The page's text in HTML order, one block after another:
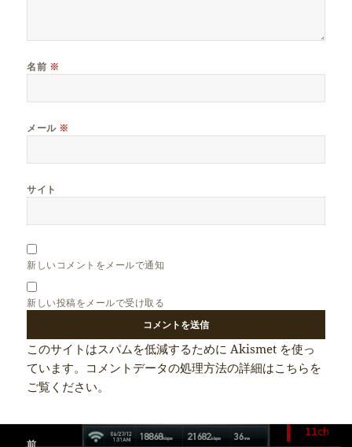
名前 ※
メール ※
サイト
新しいコメントをメールで通知
新しい投稿をメールで受け取る
このサイトはスパムを低減するために Akismet を使っ
ています。 コメントデータの処理方法の詳細はこちらを
ご覧ください。
前